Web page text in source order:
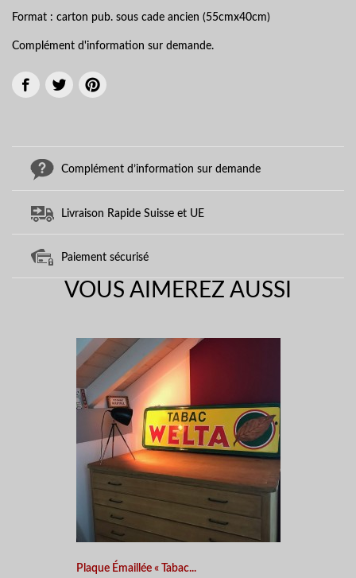
Format : carton pub. sous cade ancien (55cmx40cm)
Complément d'information sur demande.
Complément d’information sur demande
Livraison Rapide Suisse et UE
Paiement sécurisé
VOUS AIMEREZ AUSSI
Plaque Émaillée « Tabac...